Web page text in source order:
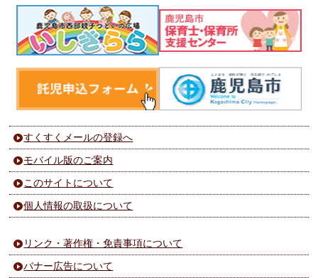
すくすくメールの登録へ
モバイル版のご案内
このサイトについて
個人情報の取扱について
リンク・著作権・免責事項について
バナー広告について